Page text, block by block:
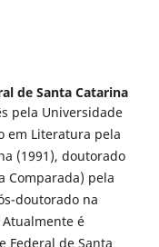
de Santa Catarina
pela Universidade
em Literatura pela
(1991), doutorado
Comparada) pela
doutorado na
Atualmente é
Federal de Santa